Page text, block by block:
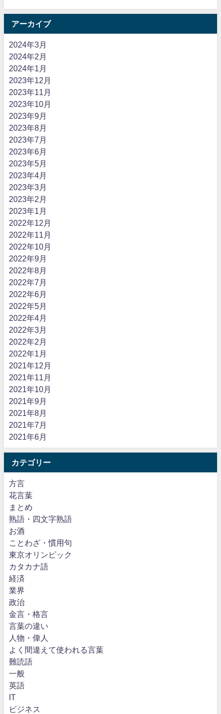
アーカイブ
2024年3月
2024年2月
2024年1月
2023年12月
2023年11月
2023年10月
2023年9月
2023年8月
2023年7月
2023年6月
2023年5月
2023年4月
2023年3月
2023年2月
2023年1月
2022年12月
2022年11月
2022年10月
2022年9月
2022年8月
2022年7月
2022年6月
2022年5月
2022年4月
2022年3月
2022年2月
2022年1月
2021年12月
2021年11月
2021年10月
2021年9月
2021年8月
2021年7月
2021年6月
カテゴリー
方言
花言葉
まとめ
熟語・四文字熟語
お酒
ことわざ・慣用句
東京オリンピック
カタカナ語
経済
業界
政治
金言・格言
言葉の違い
人物・偉人
よく間違えて使われる言葉
難読語
一般
英語
IT
ビジネス